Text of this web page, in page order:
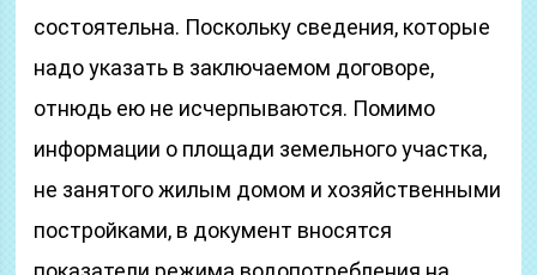
состоятельна. Поскольку сведения, которые
надо указать в заключаемом договоре,
отнюдь ею не исчерпываются. Помимо
информации о площади земельного участка,
не занятого жилым домом и хозяйственными
постройками, в документ вносятся